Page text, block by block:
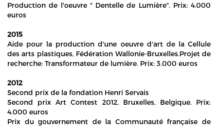
Production de l'oeuvre " Dentelle de Lumière". Prix: 4.000
euros
2015
Aide pour la production d'une oeuvre d'art de la Cellule
des arts plastiques, Fédération Wallonie-Bruxelles.Projet de
recherche: Transformateur de lumière. Prix: 3.000 euros
2012
Second prix de la fondation Henri Servais
Second prix Art Contest 2012, Bruxelles, Belgique. Prix:
4.000 euros
Prix du gouvernement de la Communauté française de